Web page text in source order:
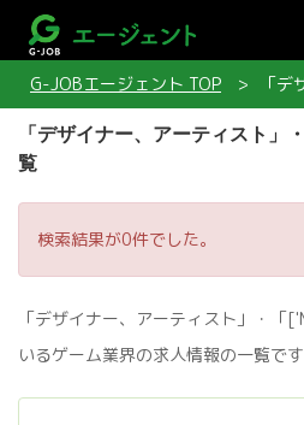
G-JOBエージェント TOP 「
「デザイナー、アーティスト
覧
検索結果が0件でした。
「デザイナー、アーティスト」・「
いるゲーム業界の求人情報の一覧です